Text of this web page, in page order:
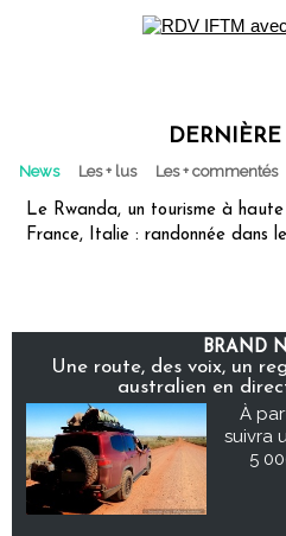
DERNIÈRE
News Les + lus Les + commentés
Le Rwanda, un tourisme à
France, Italie : randonnée dans
BRAND
Une route, des voix, un
australien en
À
suivra
5